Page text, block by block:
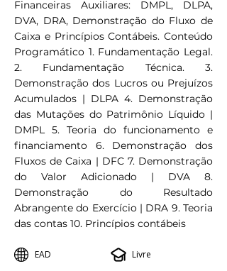
Financeiras Auxiliares: DMPL, DLPA,
DVA, DRA, Demonstração do Fluxo de
Caixa e Princípios Contábeis. Conteúdo
Programático 1. Fundamentação Legal.
2. Fundamentação Técnica. 3.
Demonstração dos Lucros ou Prejuízos
Acumulados | DLPA 4. Demonstração
das Mutações do Patrimônio Líquido |
DMPL 5. Teoria do funcionamento e
financiamento 6. Demonstração dos
Fluxos de Caixa | DFC 7. Demonstração
do Valor Adicionado | DVA 8.
Demonstração do Resultado
Abrangente do Exercício | DRA 9. Teoria
das contas 10. Princípios contábeis
EAD
Livre